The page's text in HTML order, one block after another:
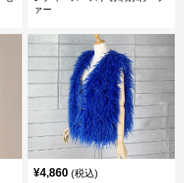
ァー
¥4,860 (税込)